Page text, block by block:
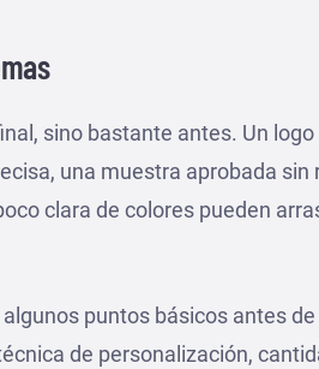
sino bastante antes. Un
una muestra aprobada sin
clara de colores pueden
puntos básicos antes
de personalización,